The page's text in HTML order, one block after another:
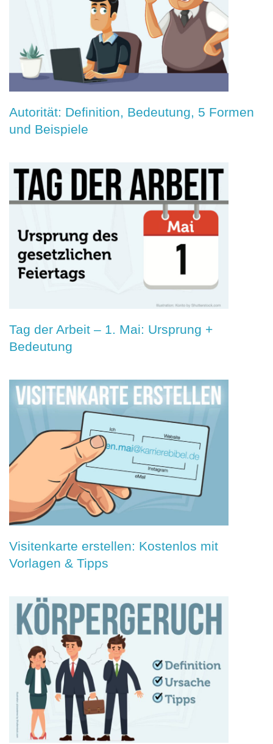
Autorität: Definition, Bedeutung, 5 Formen
und Beispiele
Tag der Arbeit – 1. Mai: Ursprung +
Bedeutung
Visitenkarte erstellen: Kostenlos mit
Vorlagen & Tipps